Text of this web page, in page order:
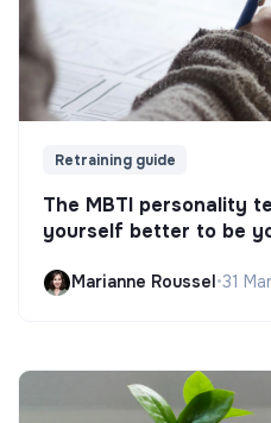
Retraining guide
The MBTI personality
yourself better to be
Marianne Roussel•31